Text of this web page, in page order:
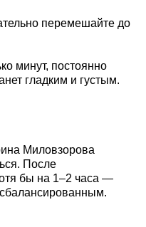
перемешайте до
минут, постоянно
гладким и густым.
Миловзорова
После
бы на 1–2 часа —
сбалансированным.